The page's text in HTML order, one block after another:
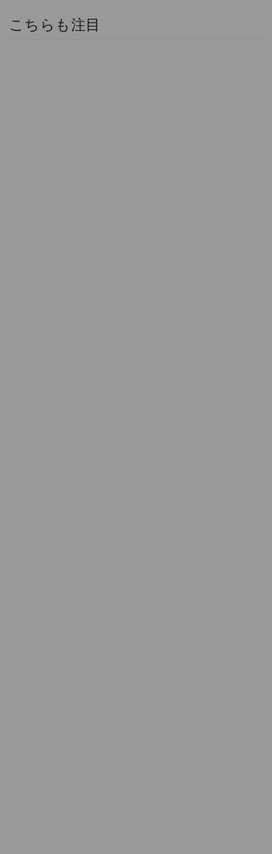
こちらも注目